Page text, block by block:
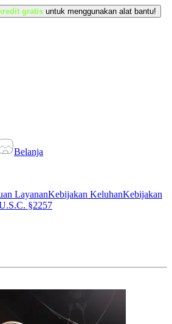
gratis untuk menggunakan alat bantu!
Belanja
LayananKebijakan KeluhanKebijakan
§2257